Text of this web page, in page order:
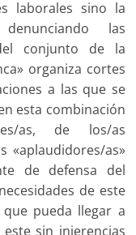
laborales sino la
las
conjunto de la
organiza cortes
a las que se
esta combinación
as, de los/as
«aplaudidores/as»
de defensa del
de este
pueda llegar a
sin injerencias